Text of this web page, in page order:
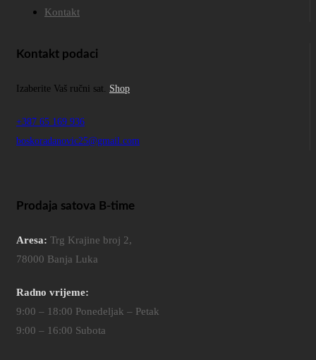
Kontakt
Kontakt podaci
Izaberite Vaš ručni sat. Shop
+387 65 169 936
boskoradanovic25@gmail.com
Prodaja satova B-time
Aresa: Trg Krajine broj 2,
78000 Banja Luka
Radno vrijeme:
9:00 – 18:00 Ponedeljak – Petak
9:00 – 16:00 Subota